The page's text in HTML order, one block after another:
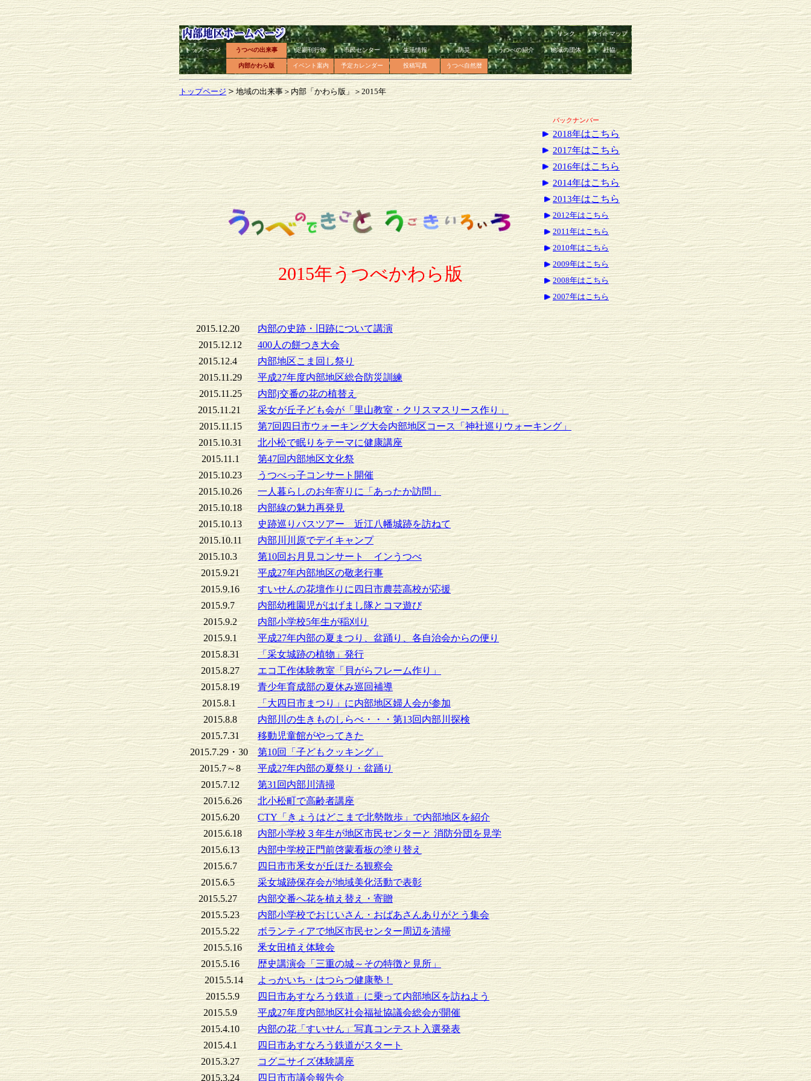
リンク サイトマップ
トップページ うつべの出来事 定期刊行物 市民センター 生活情報 防災 うつべの紹介 地域の団体 社協
内部かわら版 イベント案内 予定カレンダー 投稿写真 うつべ自然暦
トップページ＞地域の出来事＞内部「かわら版」＞2015年
バックナンバー
2018年はこちら
2017年はこちら
2016年はこちら
2014年はこちら
2013年はこちら
2012年はこちら
2011年はこちら
2010年はこちら
2009年はこちら
2008年はこちら
2007年はこちら
2015年うつべかわら版
2015.12.20
内部の史跡・旧跡について講演
2015.12.12
400人の餅つき大会
2015.12.4
内部地区こま回し祭り
2015.11.29
平成27年度内部地区総合防災訓練
2015.11.25
内部j交番の花の植替え
2015.11.21
采女が丘子ども会が「里山教室・クリスマスリース作り」
2015.11.15
第7回四日市ウォーキング大会内部地区コース「神社巡りウォーキング」
2015.10.31
北小松で眠りをテーマに健康講座
2015.11.1
第47回内部地区文化祭
2015.10.23
うつべっ子コンサート開催
2015.10.26
一人暮らしのお年寄りに「あったか訪問」
2015.10.18
内部線の魅力再発見
2015.10.13
史跡巡りバスツアー 近江八幡城跡を訪ねて
2015.10.11
内部川川原でデイキャンプ
2015.10.3
第10回お月見コンサート インうつべ
2015.9.21
平成27年内部地区の敬老行事
2015.9.16
すいせんの花壇作りに四日市農芸高校が応援
2015.9.7
内部幼稚園児がはげまし隊とコマ遊び
2015.9.2
内部小学校5年生が稲刈り
2015.9.1
平成27年内部の夏まつり、盆踊り、各自治会からの便り
2015.8.31
「采女城跡の植物」発行
2015.8.27
エコ工作体験教室「貝がらフレーム作り」
2015.8.19
青少年育成部の夏休み巡回補導
2015.8.1
「大四日市まつり」に内部地区婦人会が参加
2015.8.8
内部川の生きものしらべ・・・第13回内部川探検
2015.7.31
移動児童館がやってきた
2015.7.29・30
第10回「子どもクッキング」
2015.7～8
平成27年内部の夏祭り・盆踊り
2015.7.12
第31回内部川清掃
2015.6.26
北小松町で高齢者講座
2015.6.20
CTY「きょうはどこまで北勢散歩」で内部地区を紹介
2015.6.18
内部小学校３年生が地区市民センターと 消防分団を見学
2015.6.13
内部中学校正門前啓蒙看板の塗り替え
2015.6.7
四日市市釆女が丘ほたる観察会
2015.6.5
采女城跡保存会が地域美化活動で表彰
2015.5.27
内部交番へ花を植え替え・寄贈
2015.5.23
内部小学校でおじいさん・おばあさんありがとう集会
2015.5.22
ボランティアで地区市民センター周辺を清掃
2015.5.16
釆女田植え体験会
2015.5.16
歴史講演会「三重の城～その特徴と見所」
2015.5.14
よっかいち・はつらつ健康塾！
2015.5.9
四日市あすなろう鉄道」に乗って内部地区を訪ねよう
2015.5.9
平成27年度内部地区社会福祉協議会総会が開催
2015.4.10
内部の花「すいせん」写真コンテスト入選発表
2015.4.1
四日市あすなろう鉄道がスタート
2015.3.27
コグニサイズ体験講座
2015.3.24
四日市市議会報告会